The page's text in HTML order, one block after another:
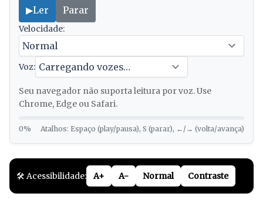
▶Ler Parar
Velocidade:
Voz:
Seu navegador não suporta leitura por voz. Use
Chrome, Edge ou Safari.
0% Atalhos: Espaço (play/pausa), S (parar), ←/→ (volta/avança)
🛠️ Acessibilidade: A+ A- Normal Contraste